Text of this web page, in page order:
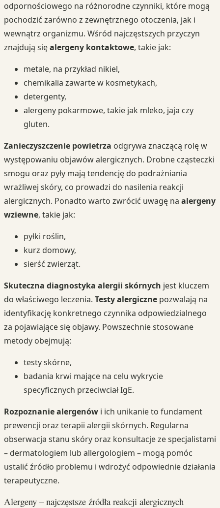
odpornościowego na różnorodne czynniki, które mogą
pochodzić zarówno z zewnętrznego otoczenia, jak i
wewnątrz organizmu. Wśród najczęstszych przyczyn
znajdują sięalergeny kontaktowe, takie jak:
metale, na przykład nikiel,
chemikalia zawarte w kosmetykach,
detergenty,
alergeny pokarmowe, takie jak mleko, jaja czy
gluten.
Zanieczyszczenie powietrza odgrywa znaczącą rolę w
występowaniu objawów alergicznych. Drobne cząsteczki
smogu oraz pyły mają tendencję do podrażniania
wrażliwej skóry, co prowadzi do nasilenia reakcji
alergicznych. Ponadto warto zwrócić uwagę na alergeny
wziewne, takie jak:
pyłki roślin,
kurz domowy,
sierść zwierząt.
Skuteczna diagnostyka alergii skórnych jest kluczem
do właściwego leczenia. Testy alergiczne pozwalają na
identyfikację konkretnego czynnika odpowiedzialnego
za pojawiające się objawy. Powszechnie stosowane
metody obejmują:
testy skórne,
badania krwi mające na celu wykrycie
specyficznych przeciwciał IgE.
Rozpoznanie alergenów i ich unikanie to fundament
prewencji oraz terapii alergii skórnych. Regularna
obserwacja stanu skóry oraz konsultacje ze specjalistami
– dermatologiem lub allergologiem – mogą pomóc
ustalić źródło problemu i wdrożyć odpowiednie działania
terapeutyczne.
Alergeny – najczęstsze źródła reakcji alergicznych